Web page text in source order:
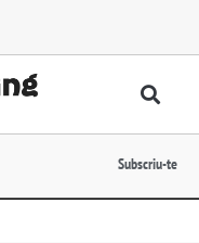
Subscriu-te